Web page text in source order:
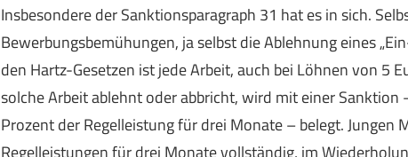
Insbesondere der Sanktionsparagraph 31 hat es in sich.
Bewerbungsbemühungen, ja selbst die Ablehnung eines
den Hartz-Gesetzen ist jede Arbeit, auch bei Löhnen von 5
solche Arbeit ablehnt oder abbricht, wird mit einer
Prozent der Regelleistung für drei Monate – belegt. Jungen
Regelleistungen für drei Monate vollständig, im